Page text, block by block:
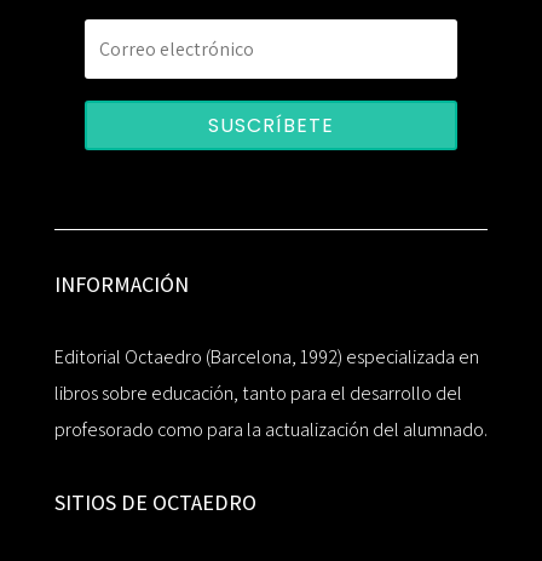
SUSCRÍBETE
INFORMACIÓN
Editorial Octaedro (Barcelona, 1992) especializada en
libros sobre educación, tanto para el desarrollo del
profesorado como para la actualización del alumnado.
SITIOS DE OCTAEDRO